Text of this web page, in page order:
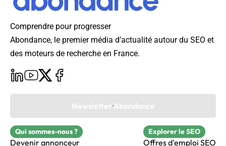
Comprendre pour progresser
Abondance, le premier média d’actualité autour du SEO et
des moteurs de recherche en France.
Newsletter Abondance
Qui sommes-nous ?
Devenir annonceur
Explorer le SEO
Offres d'emploi SEO